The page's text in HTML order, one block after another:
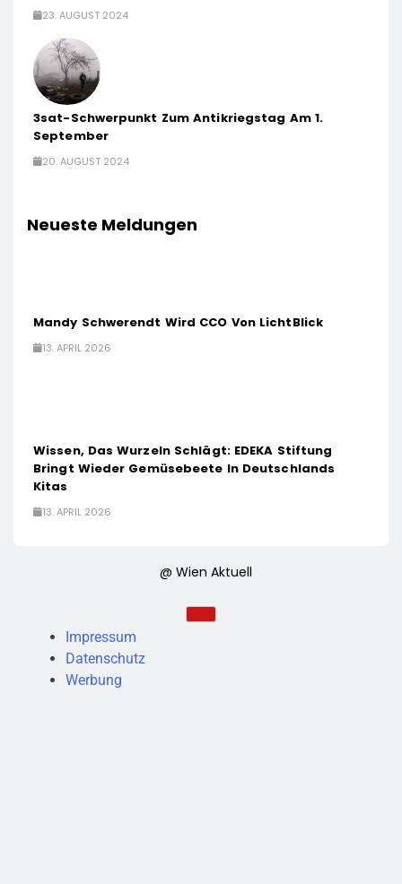
23. AUGUST 2024
3sat-Schwerpunkt Zum Antikriegstag Am 1.
September
20. AUGUST 2024
Neueste Meldungen
Mandy Schwerendt Wird CCO Von LichtBlick
13. APRIL 2026
Wissen, Das Wurzeln Schlägt: EDEKA Stiftung
Bringt Wieder Gemüsebeete In Deutschlands
Kitas
13. APRIL 2026
@ Wien Aktuell
Impressum
Datenschutz
Werbung